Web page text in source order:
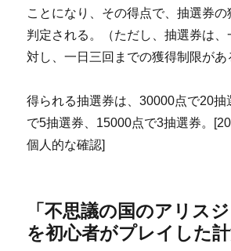
ことになり、その得点で、抽選券
判定される。（ただし、抽選券は、
対し、一日三回までの獲得制限があ
得られる抽選券は、30000点で20抽
で5抽選券、15000点で3抽選券。
個人的な確認]
「不思議の国のアリス
を初心者がプレイした